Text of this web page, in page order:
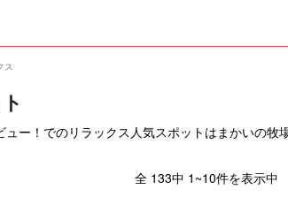
ス
ー！でのリラックス人気スポットはまかいの
全 133中 1~10件を表示中